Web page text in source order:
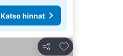
Katso hinnat
Jaa
Lisää suosikkeihin